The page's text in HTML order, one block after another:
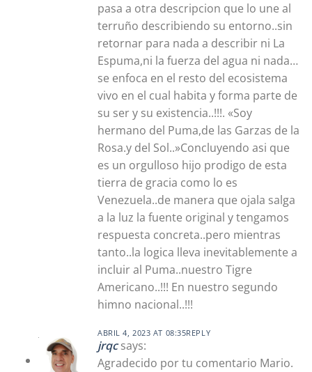
pasa a otra descripcion que lo une al
terruño describiendo su entorno..sin
retornar para nada a describir ni La
Espuma,ni la fuerza del agua ni nada…
se enfoca en el resto del ecosistema
vivo en el cual habita y forma parte de
su ser y su existencia..!!!. «Soy
hermano del Puma,de las Garzas de la
Rosa.y del Sol..»Concluyendo asi que
es un orgulloso hijo prodigo de esta
tierra de gracia como lo es
Venezuela..de manera que ojala salga
a la luz la fuente original y tengamos
respuesta concreta..pero mientras
tanto..la logica lleva inevitablemente a
incluir al Puma..nuestro Tigre
Americano..!!! En nuestro segundo
himno nacional..!!!
ABRIL 4, 2023 AT 08:35REPLY
jrqc says:
Agradecido por tu comentario Mario.